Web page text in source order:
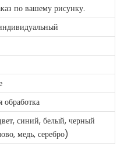
по вашему рисунку.
обработка
синий, белый, черный
медь, серебро)